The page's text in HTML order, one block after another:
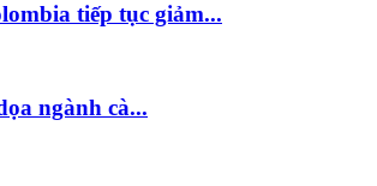
tiếp tục giảm...
ngành cà...